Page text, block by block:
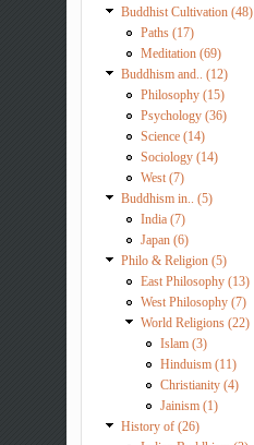
Buddhist Cultivation (48)
Paths (17)
Meditation (69)
Buddhism and.. (12)
Philosophy (15)
Psychology (36)
Science (14)
Sociology (14)
West (7)
Buddhism in.. (5)
India (7)
Japan (6)
Philo & Religion (5)
East Philosophy (13)
West Philosophy (7)
World Religions (22)
Islam (3)
Hinduism (11)
Christianity (4)
Jainism (1)
History of (26)